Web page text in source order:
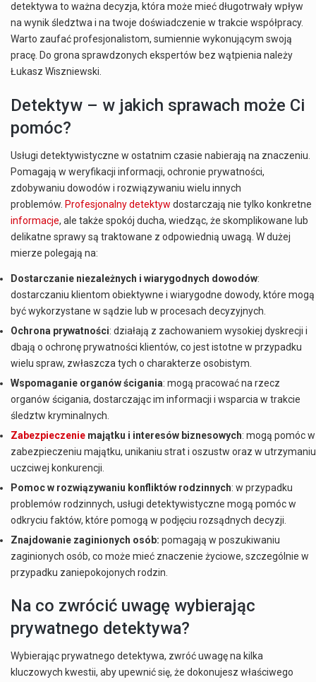
detektywa to ważna decyzja, która może mieć długotrwały wpływ
na wynik śledztwa i na twoje doświadczenie w trakcie współpracy.
Warto zaufać profesjonalistom, sumiennie wykonującym swoją
pracę. Do grona sprawdzonych ekspertów bez wątpienia należy
Łukasz Wiszniewski.
Detektyw – w jakich sprawach może Ci
pomóc?
Usługi detektywistyczne w ostatnim czasie nabierają na znaczeniu.
Pomagają w weryfikacji informacji, ochronie prywatności,
zdobywaniu dowodów i rozwiązywaniu wielu innych
problemów. Profesjonalny detektyw dostarczają nie tylko konkretne
informacje, ale także spokój ducha, wiedząc, że skomplikowane lub
delikatne sprawy są traktowane z odpowiednią uwagą. W dużej
mierze polegają na:
Dostarczanie niezależnych i wiarygodnych dowodów:
dostarczaniu klientom obiektywne i wiarygodne dowody, które mogą
być wykorzystane w sądzie lub w procesach decyzyjnych.
Ochrona prywatności: działają z zachowaniem wysokiej dyskrecji i
dbają o ochronę prywatności klientów, co jest istotne w przypadku
wielu spraw, zwłaszcza tych o charakterze osobistym.
Wspomaganie organów ścigania: mogą pracować na rzecz
organów ścigania, dostarczając im informacji i wsparcia w trakcie
śledztw kryminalnych.
Zabezpieczenie majątku i interesów biznesowych: mogą pomóc w
zabezpieczeniu majątku, unikaniu strat i oszustw oraz w utrzymaniu
uczciwej konkurencji.
Pomoc w rozwiązywaniu konfliktów rodzinnych: w przypadku
problemów rodzinnych, usługi detektywistyczne mogą pomóc w
odkryciu faktów, które pomogą w podjęciu rozsądnych decyzji.
Znajdowanie zaginionych osób: pomagają w poszukiwaniu
zaginionych osób, co może mieć znaczenie życiowe, szczególnie w
przypadku zaniepokojonych rodzin.
Na co zwrócić uwagę wybierając
prywatnego detektywa?
Wybierając prywatnego detektywa, zwróć uwagę na kilka
kluczowych kwestii, aby upewnić się, że dokonujesz właściwego